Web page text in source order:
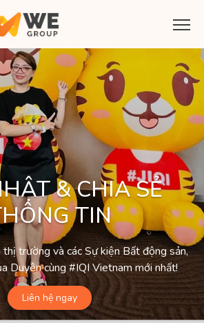
& CHIA SẺ
TIN
trường và các Sự kiện Bất động sản,
Duyên cùng #IQI Vietnam mới nhất!
Liên hệ ngay